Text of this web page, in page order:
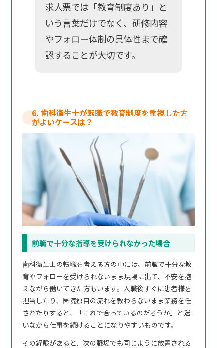
求人票では「教育制度あり」と
いう言葉だけでなく、研修内容
やフォロー体制の具体性まで確
認することが大切です。
6. 歯科衛生士が転職で教育制度を重視した方
がよいケースは？
前職で十分な指導を受けられなかった場合
歯科衛生士の転職を考える方の中には、前職で十分な教
育やフォローを受けられないまま現場に出て、不安を抱
えながら働いてきた方もいます。入職後すぐに患者様を
担当したり、医院独自の流れを教わらないまま業務を任
されたりすると、「これで合っているのだろうか」と迷
いながら仕事を続けることになりやすいものです。
その経験があると、次の職場でも同じように放置される